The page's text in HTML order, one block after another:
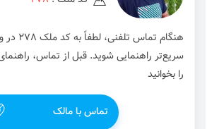
هنگام
سریع‌تر راهنمایی شوید. قبل از تماس،
را بخوانید
تماس با مالک